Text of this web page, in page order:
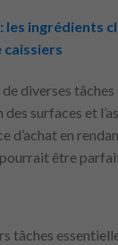
ingrédients
diverses
surfaces et
en
être
tâches